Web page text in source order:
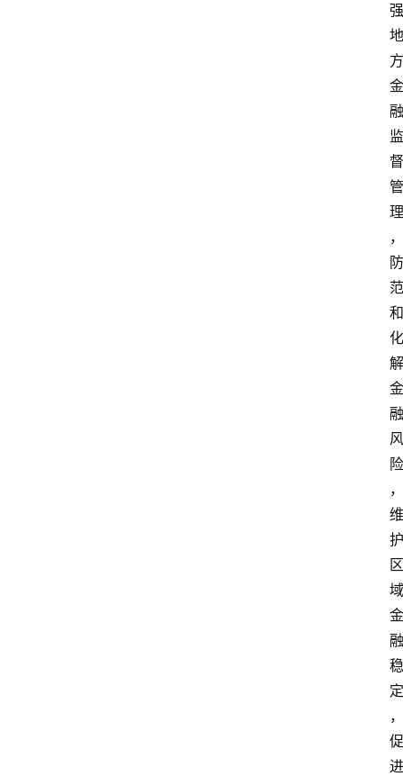
强
地
方
金
融
监
督
管
理
，
防
范
和
化
解
金
融
风
险
，
维
护
区
域
金
融
稳
定
，
促
进